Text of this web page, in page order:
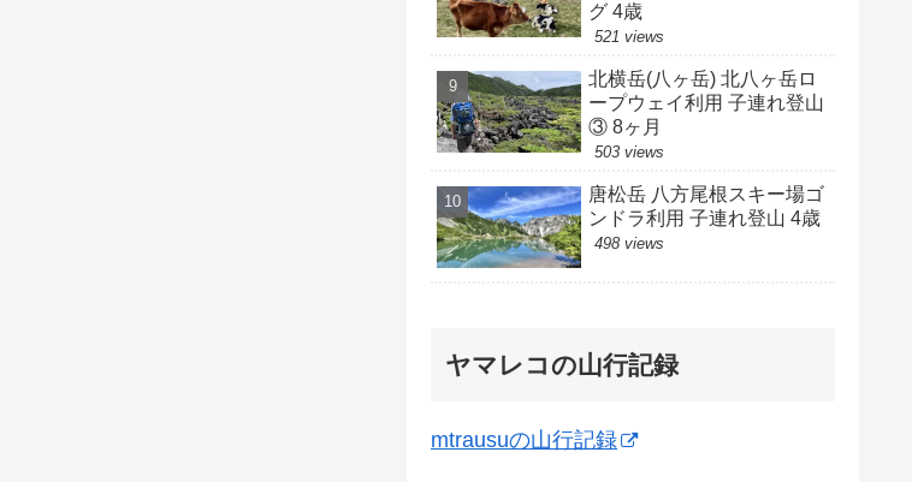
グ 4歳
521 views
北横岳(八ヶ岳) 北八ヶ岳ロ
ープウェイ利用 子連れ登山
③ 8ヶ月
503 views
唐松岳 八方尾根スキー場ゴ
ンドラ利用 子連れ登山 4歳
498 views
ヤマレコの山行記録
mtrausuの山行記録